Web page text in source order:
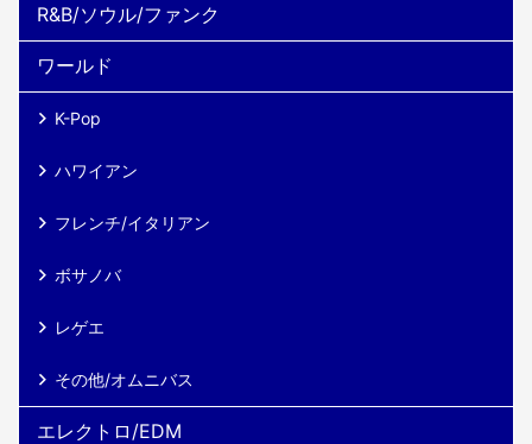
R&B/ソウル/ファンク
ワールド
K-Pop
ハワイアン
フレンチ/イタリアン
ボサノバ
レゲエ
その他/オムニバス
エレクトロ/EDM